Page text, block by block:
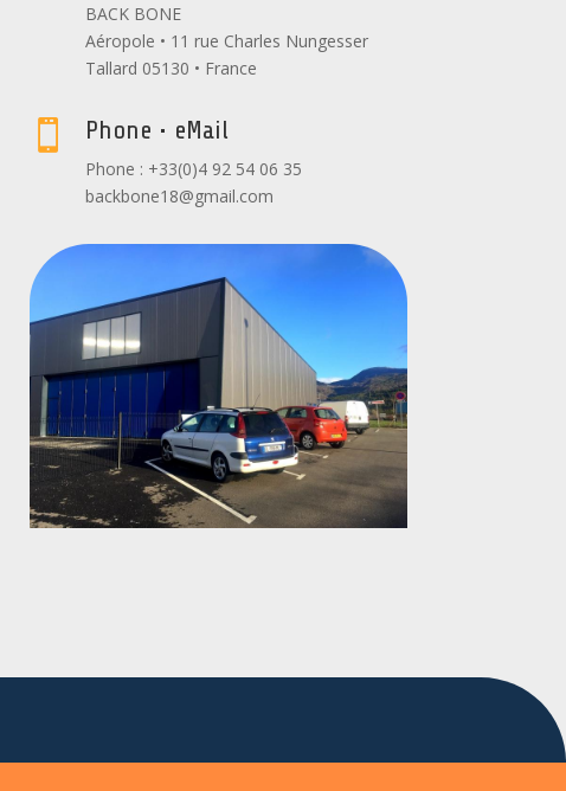
BACK BONE
Aéropole • 11 rue Charles Nungesser
Tallard 05130 • France
 Phone • eMail
Phone : +33(0)4 92 54 06 35
backbone18@gmail.com